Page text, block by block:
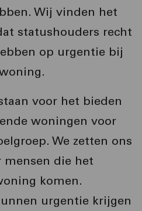
Wij vinden het
statushouders recht
op urgentie bij
voor het bieden
woningen voor
We zetten ons
die het
komen.
urgentie krijgen